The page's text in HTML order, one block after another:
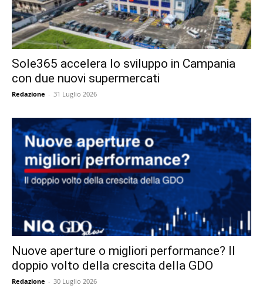
Sole365 accelera lo sviluppo in Campania
con due nuovi supermercati
Redazione - 31 Luglio 2026
Nuove aperture o migliori performance? Il
doppio volto della crescita della GDO
Redazione - 30 Luglio 2026